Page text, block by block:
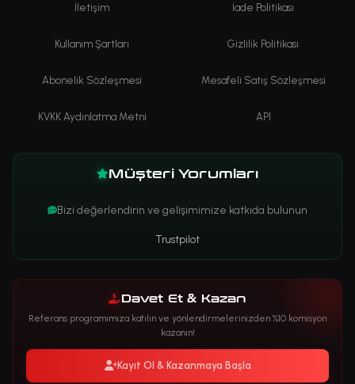
İletişim İade Politikası
Kullanım Şartları Gizlilik Politikası
Abonelik Sözleşmesi Mesafeli Satış Sözleşmesi
KVKK Aydınlatma Metni API
Müşteri Yorumları
Bizi değerlendirin ve gelişimimize katkıda bulunun
Trustpilot
Davet Et & Kazan
Referans programımıza katılın ve yönlendirmelerinizden %10 komisyon
kazanın!
Kayıt Ol & Kazanmaya Başla